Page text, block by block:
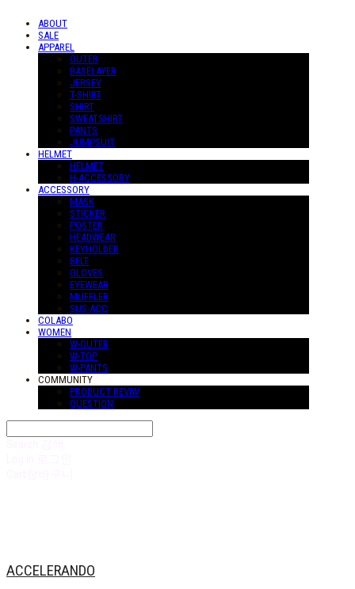
ABOUT
SALE
APPAREL
OUTER
BASELAYER
JERSEY
T-SHIRT
SHIRT
SWEATSHIRT
PANTS
JUMPSUIT
HELMET
HELMET
H-ACCESSORY
ACCESSORY
MASK
STICKER
POSTER
HEADWEAR
KEYHOLDER
BELT
GLOVES
EYEWEAR
MUFFLER
SUS-ACC
COLABO
WOMEN
W-OUTER
W-TOP
W-PANTS
COMMUNITY
PRODUCT REVIW
QUESTION
ACCELERANDO